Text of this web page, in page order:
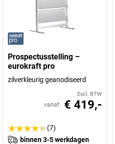
Prospectusstelling –
eurokraft pro
zilverkleurig geanodiseerd
Excl. BTW
vanaf € 419,-
(7)
binnen 3-5 werkdagen